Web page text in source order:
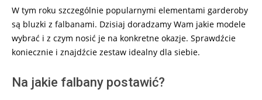
W tym roku szczególnie popularnymi elementami garderoby
są bluzki z falbanami. Dzisiaj doradzamy Wam jakie modele
wybrać i z czym nosić je na konkretne okazje. Sprawdźcie
koniecznie i znajdźcie zestaw idealny dla siebie.
Na jakie falbany postawić?